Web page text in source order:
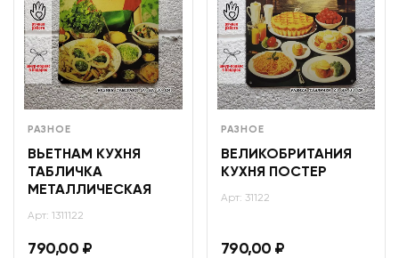
РАЗНОЕ
ВЬЕТНАМ КУХНЯ
ТАБЛИЧКА
МЕТАЛЛИЧЕСКАЯ
Арт: 1311122
790,00 ₽
РАЗНОЕ
ВЕЛИКОБРИТАНИЯ
КУХНЯ ПОСТЕР
Арт: 31122
790,00 ₽